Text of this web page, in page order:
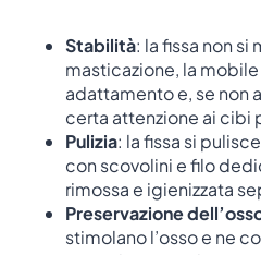
Stabilità: la fissa non si
masticazione, la
adattamento e, se non
certa attenzione ai cibi
Pulizia: la fissa si
con scovolini e filo
rimossa e igienizzata
Preservazione
stimolano l’osso e ne